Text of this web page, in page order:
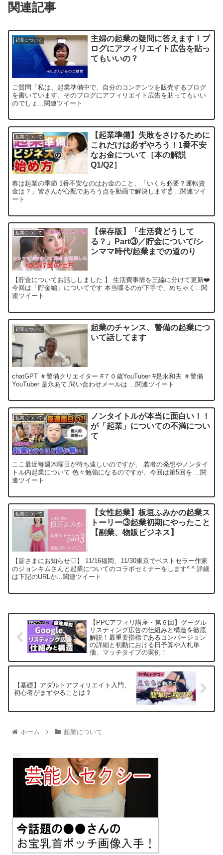
関連記事
起業について
主婦の起業の疑問に答えます！ブ
ログにアフィリエイト広告を貼っ
てもいいの？
ご質問「私は、起業準備中で、自分のコンテンツを販売するブログ
を書いています。そのブログにアフィリエイト広告を貼ってもいい
のでしょ...関連ツイート
起業について
【起業準備】失敗をさけるために
これだけは必ずやろう！1番不安
なお金について［本の解説
Q1/Q2］
春は起業の季節 1番不安なのはお金のこと、「いくら必要？運転資
金は？」皆さんが心配であろう点を動画で解決します☝️ ...関連ツイ
ート
起業について
【保存版】「生活費どうして
る？」Part③／貯金について/シ
ンママ時代/起業までの道のり
【貯金についてお話ししました 】 生活費事情を三編に分けて更新❤️
今回は「貯金編」についてです 本当喋るのが下手で、めちゃく...関
連ツイート
起業について
起業のチャンス、警備の起業につ
いて話してます
chatGPT ＃警備クリエイター #７０歳YouTuber #是永和夫 ＃警備
YouTuber 是永あて,問い合わせメールは ...関連ツイート
起業について
ノンタイトルが本当に面白い！！
が「起業」についての不満につい
て
ここ最近毎週木曜日が待ち遠しいのですが、 若者の発想やノンタイ
トル内起業について 色々勉強になるのですが、今回は第5回を ...関
連ツイート
起業について
【女性起業】板垣ふみかの起業ス
トーリー③起業初期にやったこと
【副業、物販ビジネス】
【皆さまにお知らせ♡】 11/16福岡、11/30東京でベストセラー作家
のジョンキムさんと起業についてのコラボセミナーをします^ ^ 詳細
は下記のURLか...関連ツイート
【PPCアフィリ講座・第６回】グーグル
リスティング広告の仕組みと構造を徹底
解説！最重要指標であるコンバージョン
の詳細と初動における日予算や入札単
価、マッチタイプの実例！
【基礎】アダルトアフィリエイト入門、
初心者がまずやることは？
ホーム 起業について